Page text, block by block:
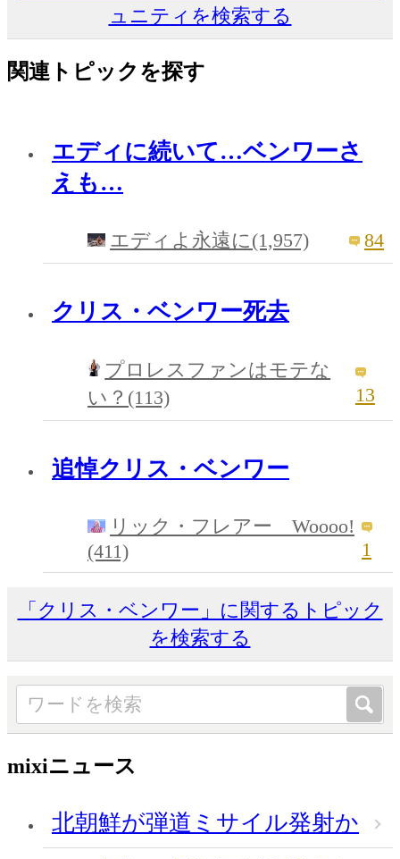
ュニティを検索する
関連トピックを探す
エディに続いて…ベンワーさ
えも…
エディよ永遠に(1,957) 84
クリス・ベンワー死去
プロレスファンはモテな
い？(113)
13
追悼クリス・ベンワー
リック・フレアー Woooo!
(411)
1
「クリス・ベンワー」に関するトピック
を検索する
mixiニュース
北朝鮮が弾道ミサイル発射か